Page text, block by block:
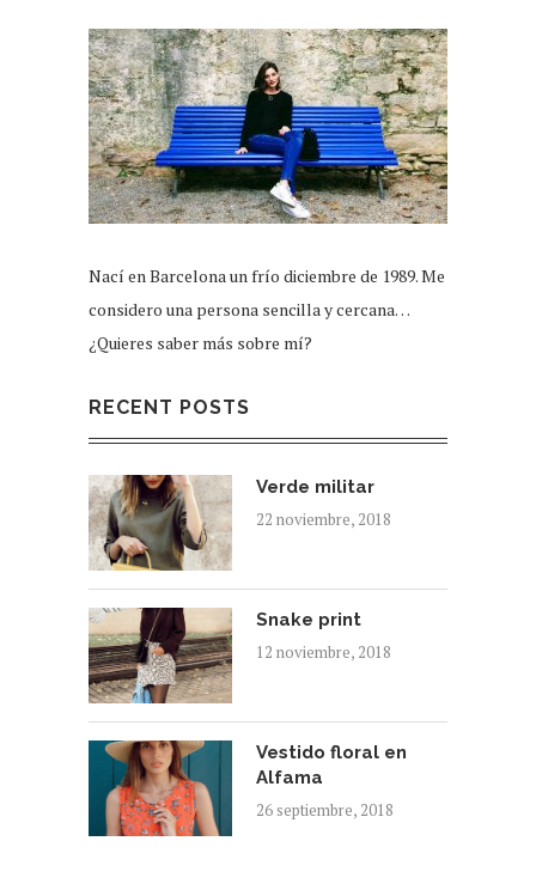
Nací en Barcelona un frío diciembre de 1989. Me
considero una persona sencilla y cercana…
¿Quieres saber más sobre mí?
RECENT POSTS
Verde militar
22 noviembre, 2018
Snake print
12 noviembre, 2018
Vestido floral en
Alfama
26 septiembre, 2018